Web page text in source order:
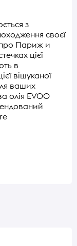
з
своєї
про Париж и
цієї
в
вішуканої
ваших
олія EVOO